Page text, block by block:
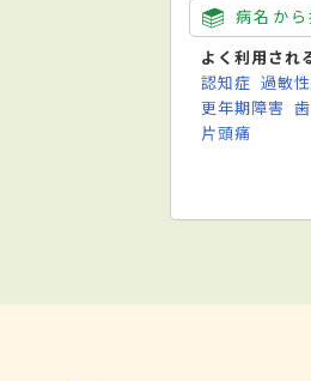
病名から
よく利用され
認知症 過敏
更年期障害
片頭痛